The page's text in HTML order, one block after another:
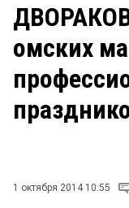
ЗАКОН
омских
1 октября 2014 10:55